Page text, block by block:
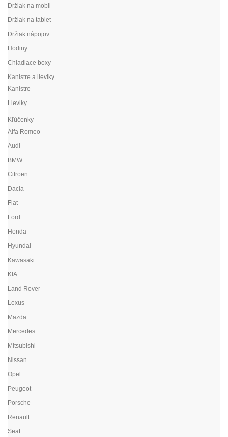
Držiak na mobil
Držiak na tablet
Držiak nápojov
Hodiny
Chladiace boxy
Kanistre a lieviky
Kanistre
Lieviky
Kľúčenky
Alfa Romeo
Audi
BMW
Citroen
Dacia
Fiat
Ford
Honda
Hyundai
Kawasaki
KIA
Land Rover
Lexus
Mazda
Mercedes
Mitsubishi
Nissan
Opel
Peugeot
Porsche
Renault
Seat